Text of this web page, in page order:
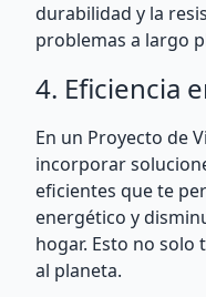
durabilidad y la
problemas a largo
4. Eficiencia
En un Proyecto de
incorporar
eficientes que te
energético y
hogar. Esto no solo
al planeta.